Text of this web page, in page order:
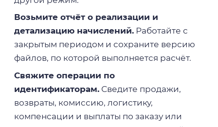
Возьмите отчёт о реализации и
детализацию начислений.Работайте с
закрытым периодом и сохраните версию
файлов, по которой выполняется расчёт.
Свяжите операции по
идентификаторам.Сведите продажи,
возвраты, комиссию, логистику,
компенсации и выплаты по заказу или